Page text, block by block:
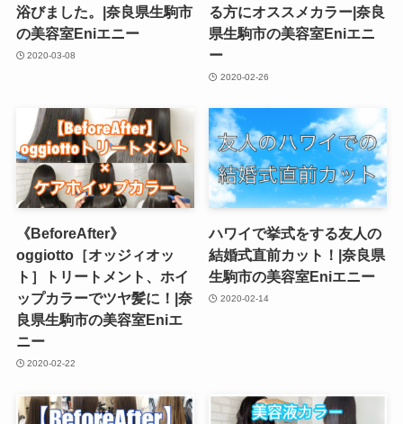
浴びました。|奈良県生駒市
の美容室Eniエニー
2020-03-08
る方にオススメカラー|奈良
県生駒市の美容室Eniエニ
ー
2020-02-26
《BeforeAfter》
oggiotto［オッジィオッ
ト］トリートメント、ホイ
ップカラーでツヤ髪に！|奈
良県生駒市の美容室Eniエ
ニー
2020-02-22
ハワイで挙式をする友人の
結婚式直前カット！|奈良県
生駒市の美容室Eniエニー
2020-02-14